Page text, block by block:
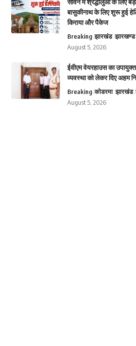
सावन में श्रद्धालुओं के लिए
बासुकीनाथ के लिए शुरू हुई
किराया और पैकेज
Breaking झारखंड झारखण्ड
August 5, 2026
ईवीएम वेयरहाउस का उपायुक्त
व्यवस्था को लेकर दिए अहम
Breaking कोडरमा झारखंड
August 5, 2026